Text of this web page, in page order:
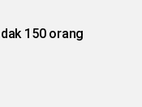
150 orang